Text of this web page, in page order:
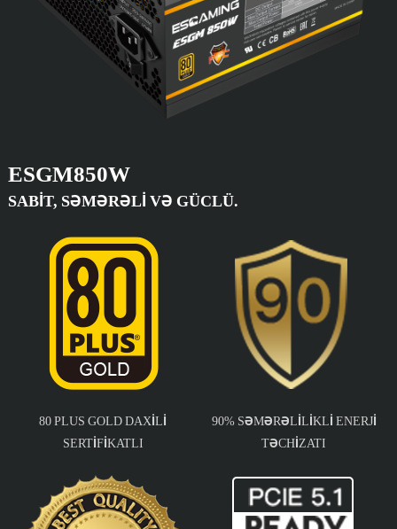
ESGM850W
SABIT, SƏMƏRƏLI VƏ GÜCLÜ.
80 PLUS GOLD DAXILI
SERTIFIKATLI
90% SƏMƏRƏLILIKLI ENERJI
TƏCHIZATI